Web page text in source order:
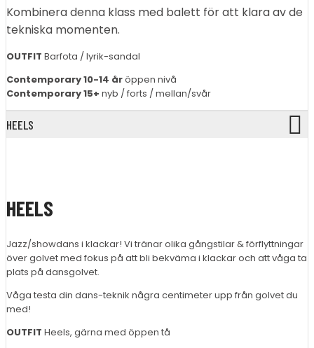
Kombinera denna klass med balett för att klara av de
tekniska momenten.
OUTFIT Barfota / lyrik-sandal
Contemporary 10-14 åröppen nivå
Contemporary 15+ nyb / forts / mellan/svår
HEELS
HEELS
Jazz/showdans i klackar! Vi tränar olika gångstilar & förflyttningar
över golvet med fokus på att bli bekväma i klackar och att våga ta
plats på dansgolvet.
Våga testa din dans-teknik några centimeter upp från golvet du
med!
OUTFIT Heels, gärna med öppen tå